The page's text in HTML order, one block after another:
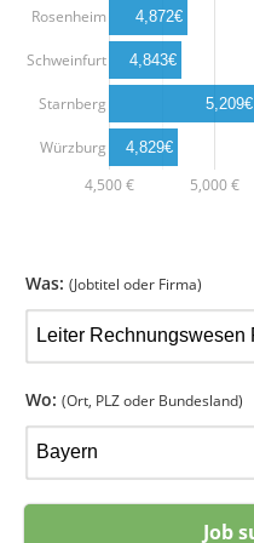
4,500 € 5,000 €
Rosenheim
Schweinfurt
Starnberg
Würzburg
4,872€
4,843€
5,209€
4,829€
Was: (Jobtitel oder Firma)
Wo: (Ort, PLZ oder Bundesland)